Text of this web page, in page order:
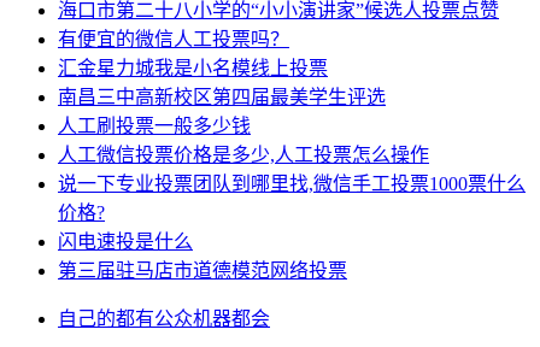
海口市第二十八小学的“小小演讲家”候选人投票点赞
​有便宜的微信人工投票吗？
汇金星力城我是小名模线上投票
南昌三中高新校区第四届最美学生评选
人工刷投票一般多少钱
人工微信投票价格是多少,人工投票怎么操作
说一下专业投票团队到哪里找,微信手工投票1000票什么
价格?
闪电速投是什么
第三届驻马店市道德模范网络投票
自己的都有公众机器都会